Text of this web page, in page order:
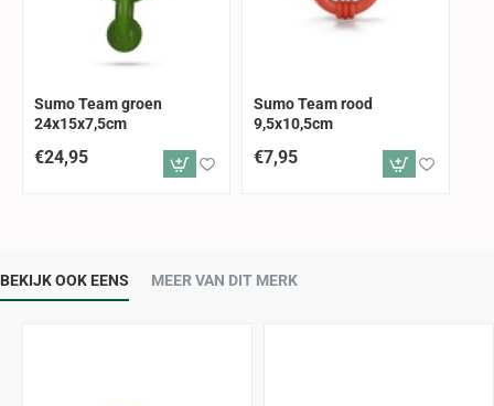
Sumo Team groen
24x15x7,5cm
€24,95
Sumo Team rood
9,5x10,5cm
€7,95
BEKIJK OOK EENS MEER VAN DIT MERK